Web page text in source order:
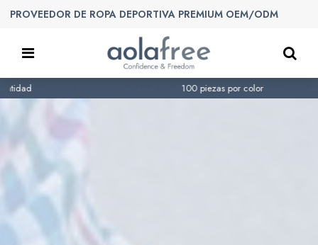
PROVEEDOR DE ROPA DEPORTIVA PREMIUM OEM/ODM
de pedido (MOQ) de 100 piezas por color . Más de 150 empleados